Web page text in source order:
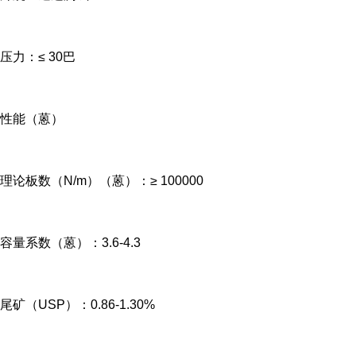
压力：≤ 30巴
性能（蒽）
理论板数（N/m）（蒽）：≥ 100000
容量系数（蒽）：3.6-4.3
尾矿（USP）：0.86-1.30%